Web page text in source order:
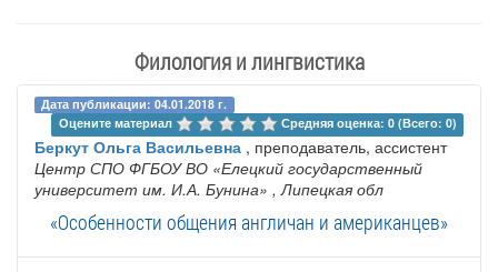
Филология и лингвистика
Дата публикации: 04.01.2018 г.
Оцените материал
Средняя оценка: 0 (Всего: 0)
Беркут Ольга Васильевна , преподаватель, ассистент
Центр СПО ФГБОУ ВО «Елецкий государственный
университет им. И.А. Бунина» , Липецкая обл
«Особенности общения англичан и американцев»